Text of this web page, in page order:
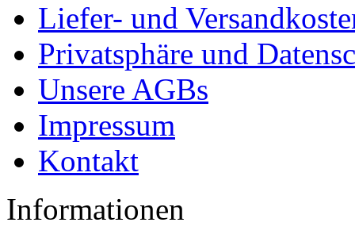
Liefer- und
Privatsphäre und
Unsere AGBs
Impressum
Kontakt
Informationen